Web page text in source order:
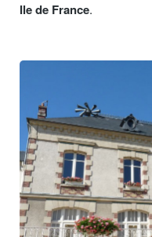
Ile de France.